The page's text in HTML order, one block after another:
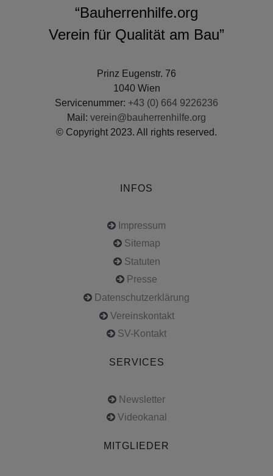
“Bauherrenhilfe.org
Verein für Qualität am Bau”
Prinz Eugenstr. 76
1040 Wien
Servicenummer: +43 (0) 664 9226236
Mail: verein@bauherrenhilfe.org
© Copyright 2023. All rights reserved.
INFOS
Impressum
Sitemap
Statuten
Presse
Datenschutzerklärung
Vereinskontakt
SV-Kontakt
SERVICES
Newsletter
Videokanal
MITGLIEDER